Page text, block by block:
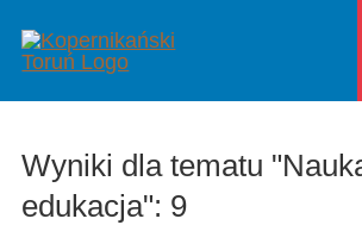
Wyniki dla tematu
edukacja": 9